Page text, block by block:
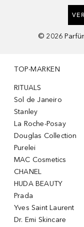
© 2026
TOP-MARKEN
RITUALS
Sol de Janeiro
Stanley
La Roche-Posay
Douglas Collection
Purelei
MAC Cosmetics
CHANEL
HUDA BEAUTY
Prada
Yves Saint Laurent
Dr. Emi Skincare